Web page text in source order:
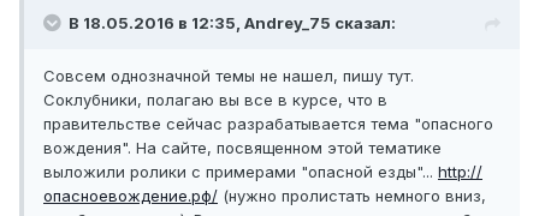
В 18.05.2016 в 12:35, Andrey_75 сказал:
Совсем однозначной темы не нашел, пишу тут.
Соклубники, полагаю вы все в курсе, что в
правительстве сейчас разрабатывается тема "опасного
вождения". На сайте, посвященном этой тематике
выложили ролики с примерами "опасной езды"... http://
опасноевождение.рф/ (нужно пролистать немного вниз,